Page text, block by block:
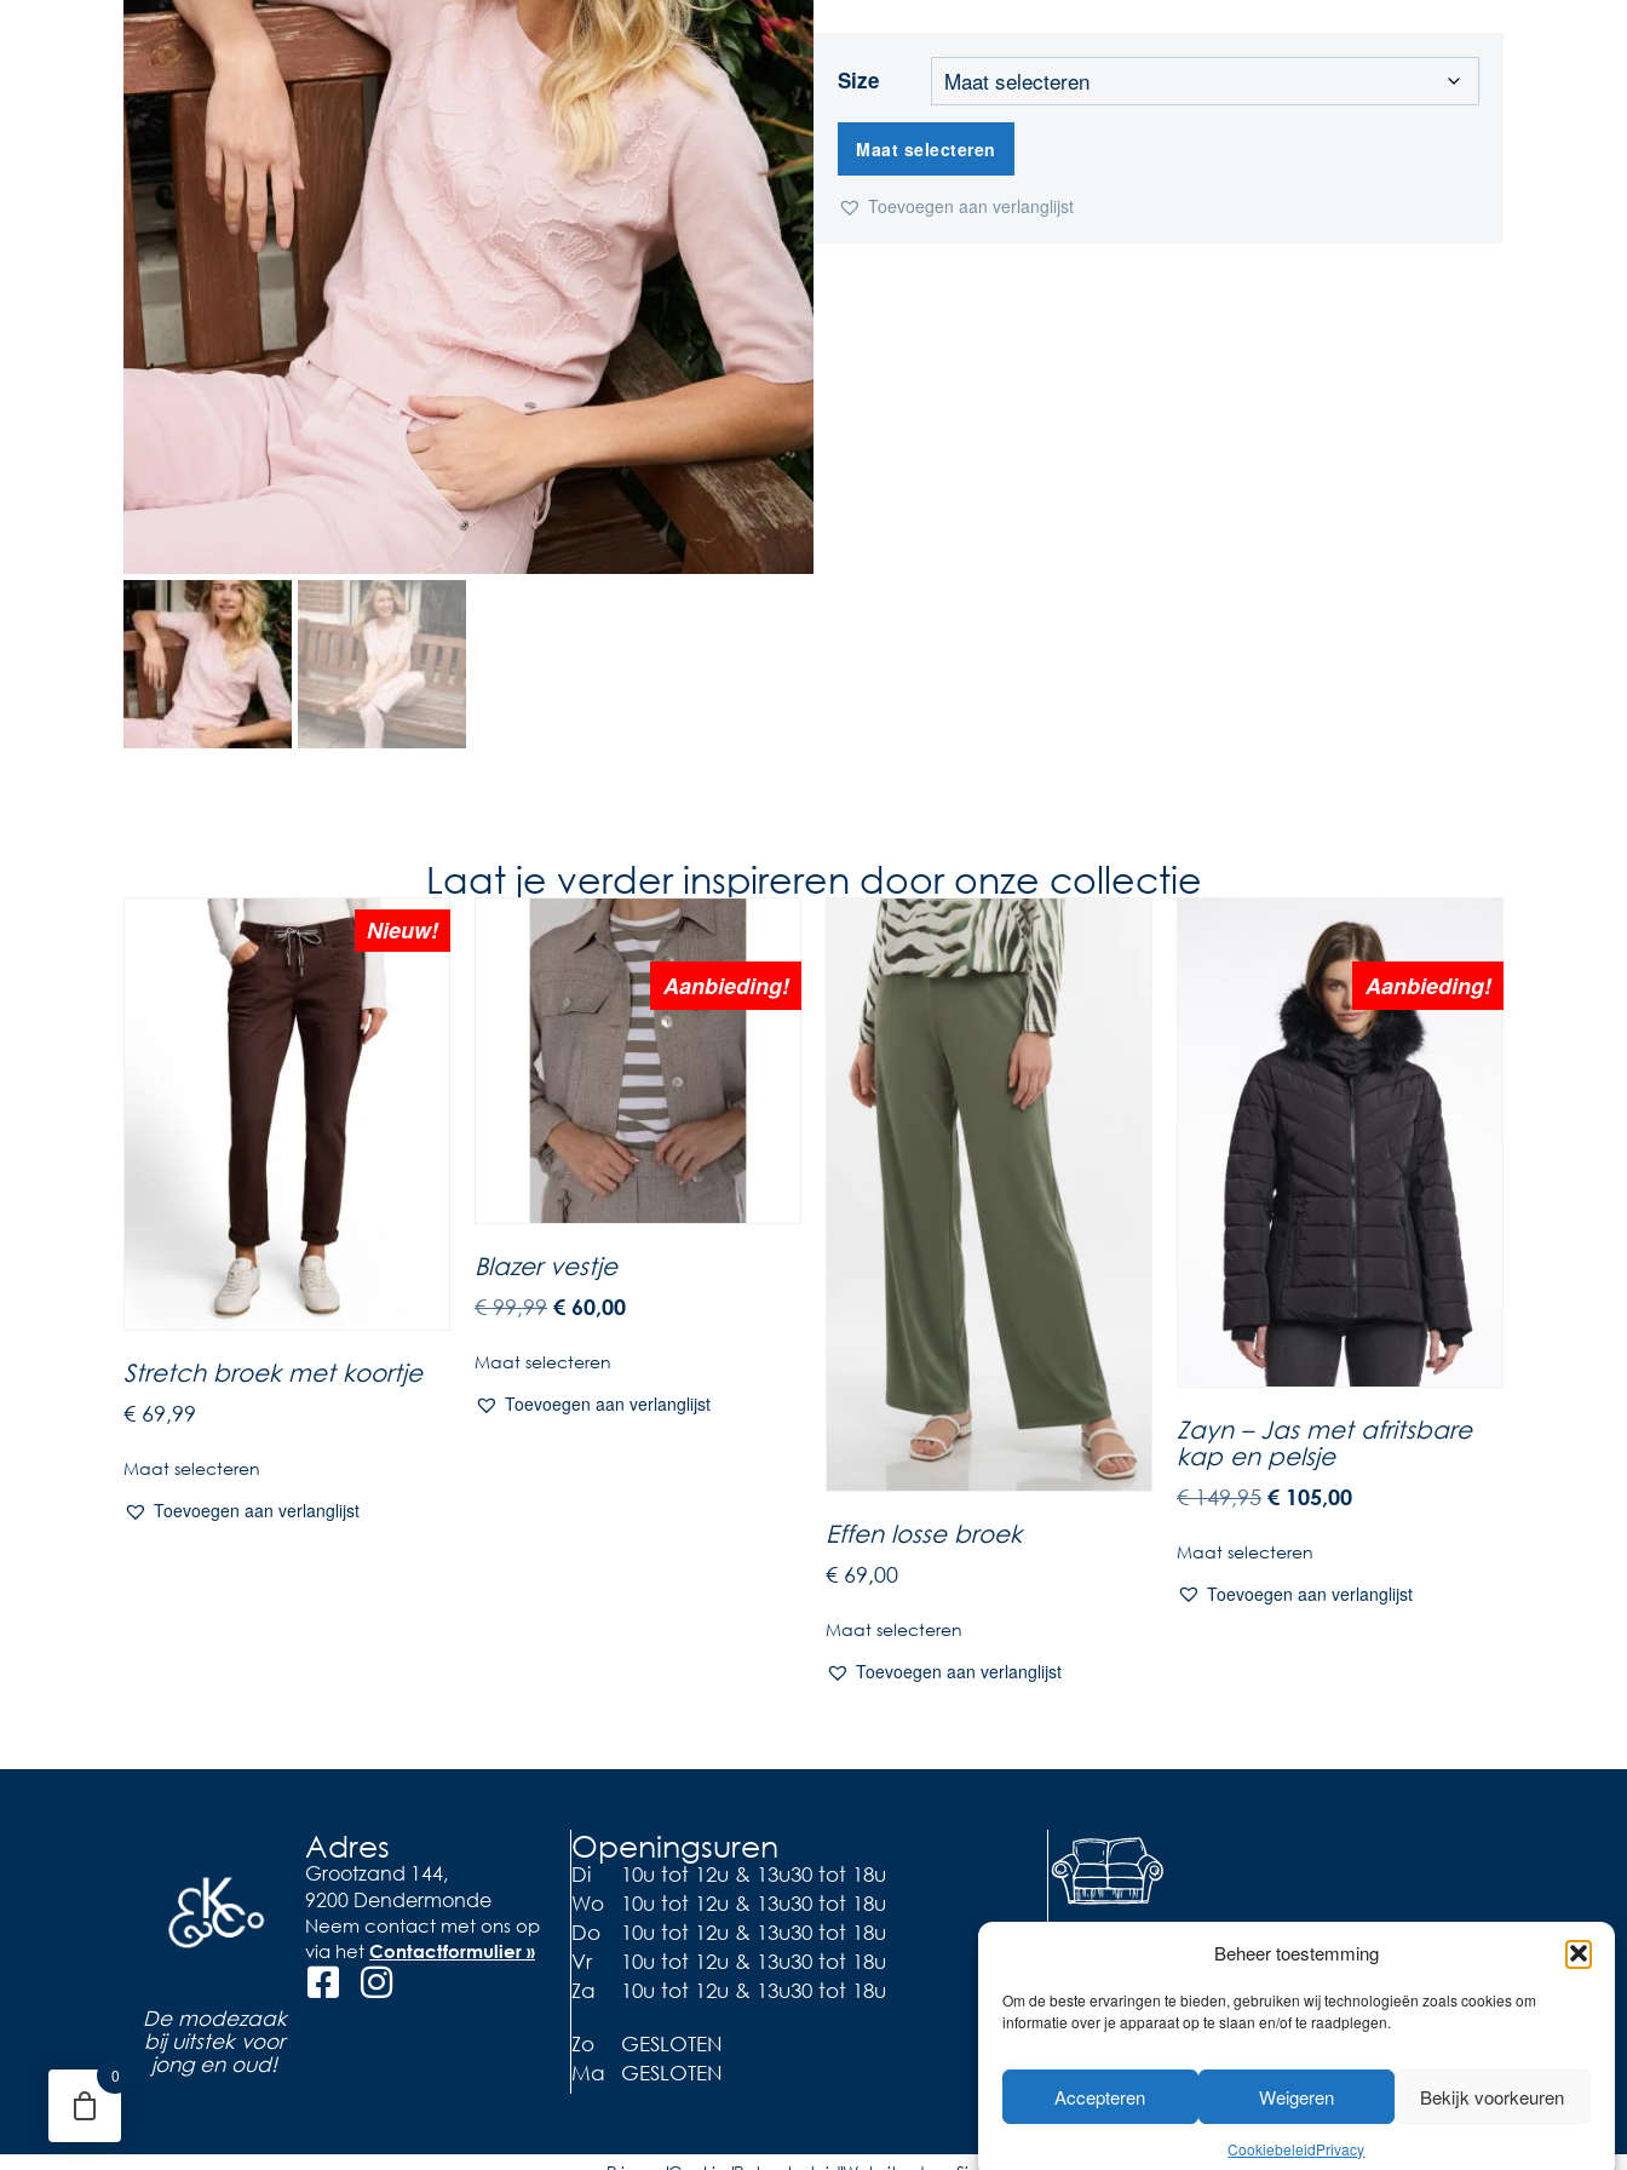
Beheer toestemming
Om de beste ervaringen te bieden, gebruiken wij technologieën zoals cookies om
informatie over je apparaat op te slaan en/of te raadplegen.
Accepteren Weigeren Bekijk voorkeuren
CookiebeleidPrivacy
Size
Maat selecteren
Toevoegen aan verlanglijst
Laat je verder inspireren door onze collectie
Nieuw!
Stretch broek met koortje
€ 69,99
Maat selecteren
Toevoegen aan verlanglijst
Aanbieding!
Blazer vestje
€99,99 € 60,00
Maat selecteren
Toevoegen aan verlanglijst
Effen losse broek
€ 69,00
Maat selecteren
Toevoegen aan verlanglijst
Aanbieding!
Zayn – Jas met afritsbare
kap en pelsje
€149,95 € 105,00
Maat selecteren
Toevoegen aan verlanglijst
De modezaak
bij uitstek voor
jong en oud!
Adres
Grootzand 144,
9200 Dendermonde
Neem contact met ons op
via het Contactformulier »
Openingsuren
Di
10u tot 12u & 13u30 tot 18u
Wo
10u tot 12u & 13u30 tot 18u
Do
10u tot 12u & 13u30 tot 18u
Vr
10u tot 12u & 13u30 tot 18u
Za
10u tot 12u & 13u30 tot 18u
Zo
GESLOTEN
Ma
GESLOTEN
Liever thuis shoppen?
Ontdek onze collecties in
Naar de online shop!
0